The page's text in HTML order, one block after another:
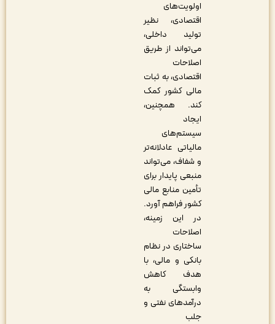
اولویت‌های
اقتصادی، نظیر
تولید داخلی،
می‌تواند از طریق
اصلاحات
اقتصادی، به ثبات
مالی کشور کمک
کند. همچنین،
سیستم‌های
مالیاتی عادلانه‌تر
و شفاف، می‌تواند
منبعی پایدار برای
تأمین منابع مالی
کشور فراهم آورد.
در این زمینه،
اصلاحات
ساختاری در نظام
بانکی و مالی، با
هدف کاهش
وابستگی به
درآمدهای نفتی و